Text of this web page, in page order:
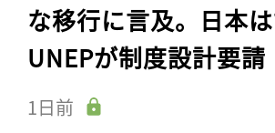
な移行に言及。日本は
UNEPが制度設計要請
1日前